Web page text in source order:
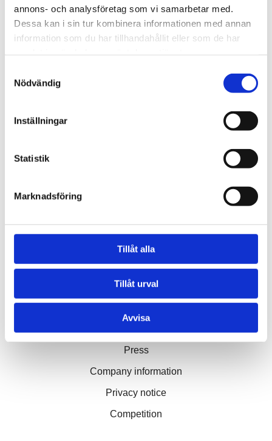
annons- och analysföretag som vi samarbetar med.
Dessa kan i sin tur kombinera informationen med annan
information som du har tillhandahållit eller som de har
Nödvändig
Inställningar
Statistik
Marknadsföring
Tillåt alla
Tillåt urval
Avvisa
We are Tengbom
We create sustainable and beautiful architecture that
strenghtens our clients as well as our society.
We are always looking for more people who want to help
Through our ecosystem of services, we can create any
hej@tengbom.se
Press
Company information
Privacy notice
Competition